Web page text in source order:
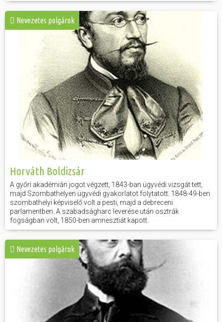
Nevezetes polgárok
Horváth Boldizsár
A győri akadémián jogot végzett, 1843-ban ügyvédi vizsgát tett,
majd Szombathelyen ügyvédi gyakorlatot folytatott. 1848-49-ben
szombathelyi képviselő volt a pesti, majd a debreceni
parlamentben. A szabadságharc leverése után osztrák
fogságban volt, 1850-ben amnesztiát kapott.
Nevezetes polgárok